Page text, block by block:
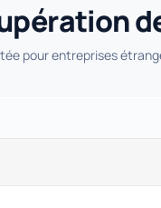
pour entreprises